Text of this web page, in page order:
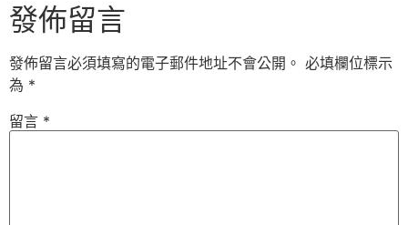
發佈留言
發佈留言必須填寫的電子郵件地址不會公開。 必填欄位標示
為 *
留言 *